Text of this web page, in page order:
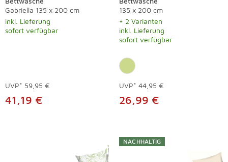
Gabriella 135 x 200 cm
inkl. Lieferung
sofort verfügbar
UVP* 59,95 €
41,19 €
135 x 200 cm
+ 2 Varianten
inkl. Lieferung
sofort verfügbar
UVP* 44,95 €
26,99 €
NACHHALTIG